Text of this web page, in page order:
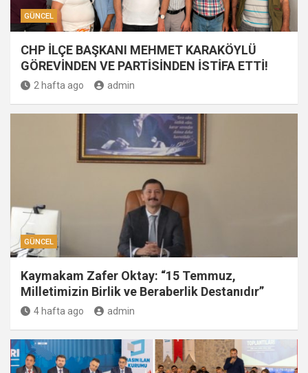
GÜNCEL
CHP İLÇE BAŞKANI MEHMET KARAKÖYLÜ
GÖREVİNDEN VE PARTİSİNDEN İSTİFA ETTİ!
2 hafta ago admin
GÜNCEL
Kaymakam Zafer Oktay: “15 Temmuz,
Milletimizin Birlik ve Beraberlik Destanıdır”
4 hafta ago admin